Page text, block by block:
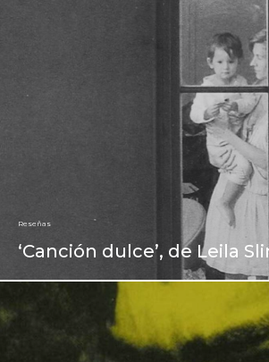
Reseñas
‘Canción dulce’, de Leila